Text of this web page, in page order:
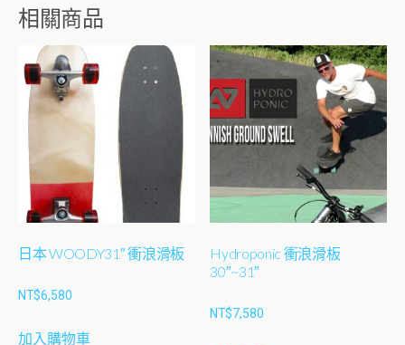
相關商品
日本 WOODY31″ 衝浪滑板
NT$6,580
加入購物車
Hydroponic 衝浪滑板
30″~31″
NT$7,580